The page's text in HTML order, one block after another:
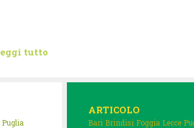
tutto
Puglia
ARTICOLO
Bari Brindisi Foggia Lecce